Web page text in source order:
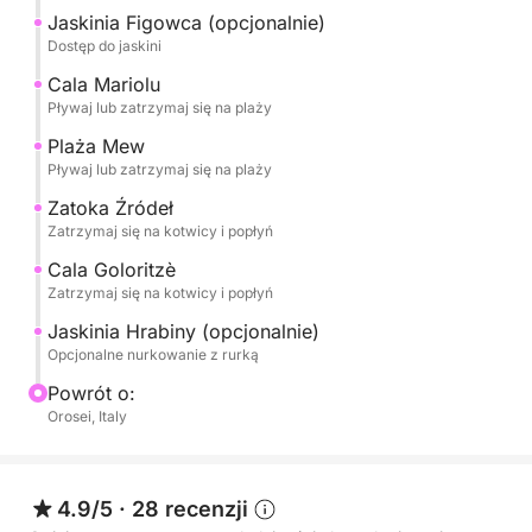
CALA BIRIALA, kameralna i niezwykle malownicza
zatoczka.
CALA DELLE SORGENTI, z turkusowymi wodami i
plażą dla zakochanych, zbudowaną z kulistych
marmurowych kamyków.
Santoru,
GROTA DEL FICO (dostępna pieszo i opcjonalnie)
Grotta della Contessa (dostępna dopłynięciem)
do brzegu.
Jaskinia Figowca (opcjonalnie)
Dostęp do jaskini
Cala Mariolu
Pływaj lub zatrzymaj się na plaży
Plaża Mew
Pływaj lub zatrzymaj się na plaży
Zatoka Źródeł
Zatrzymaj się na kotwicy i popłyń
Cala Goloritzè
Zatrzymaj się na kotwicy i popłyń
Jaskinia Hrabiny (opcjonalnie)
Opcjonalne nurkowanie z rurką
Powrót o:
Orosei, Italy
4.9/5 · 28 recenzji